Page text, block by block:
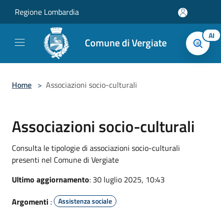
Regione Lombardia
Comune di Vergiate AI
Home > Associazioni socio-culturali
Associazioni socio-culturali
Consulta le tipologie di associazioni socio-culturali
presenti nel Comune di Vergiate
Ultimo aggiornamento: 30 luglio 2025, 10:43
Argomenti : Assistenza sociale